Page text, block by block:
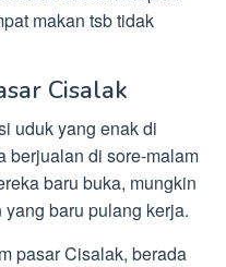
makan tsb tidak
Cisalak
uduk yang enak di
berjualan di sore-malam
baru buka, mungkin
baru pulang kerja.
pasar Cisalak, berada